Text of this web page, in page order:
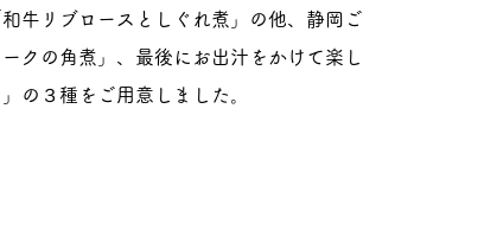
牛リブロースとしぐれ煮」の他、静岡ご
クの角煮」、最後にお出汁をかけて楽し
の３種をご用意しました。